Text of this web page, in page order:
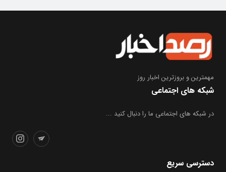
مهمترین و بروز‌ترین اخبار روز
شبکه های اجتماعی
در شبکه های اجتماعی ما را دنبال کنید ...
دسترسی سریع